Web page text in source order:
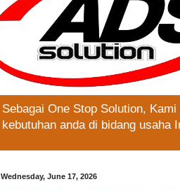
Sebagai One Stop Solution,
kebutuhan anda di bidang usaha
Wednesday, June 17, 2026